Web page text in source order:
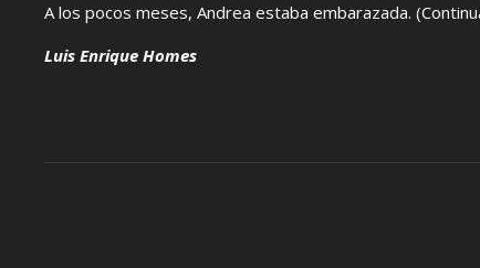
A los pocos meses, Andrea estaba embarazada.
Luis Enrique Homes